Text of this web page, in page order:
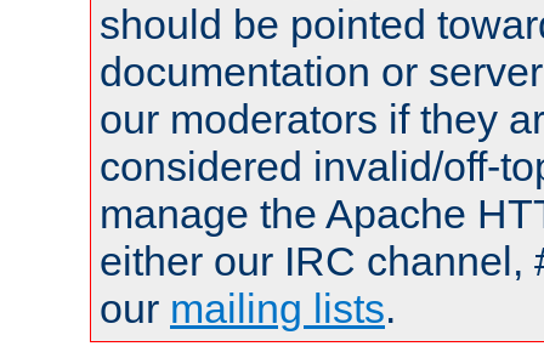
should be pointed
documentation or
our moderators if they
considered invalid/off-
manage the Apache
either our IRC channel,
our mailing lists.